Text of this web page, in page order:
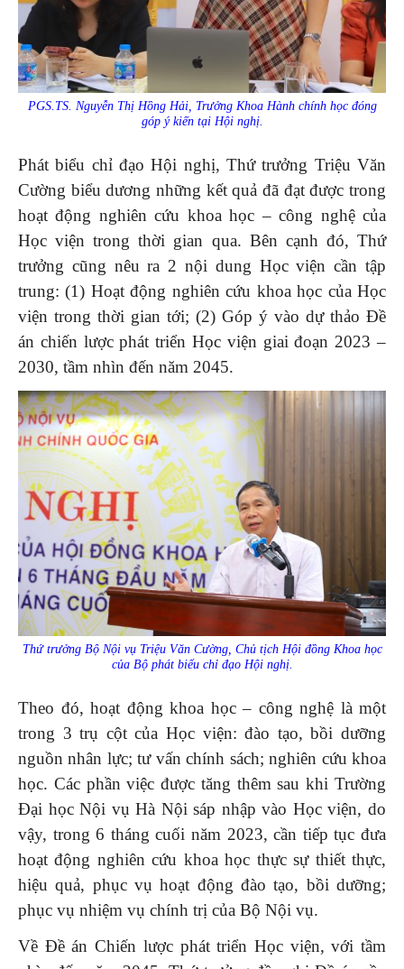
PGS.TS. Nguyễn Thị Hồng Hải, Trưởng Khoa Hành chính học đóng
góp ý kiến tại Hội nghị.
Phát biểu chỉ đạo Hội nghị, Thứ trưởng Triệu Văn
Cường biểu dương những kết quả đã đạt được trong
hoạt động nghiên cứu khoa học – công nghệ của
Học viện trong thời gian qua. Bên cạnh đó, Thứ
trưởng cũng nêu ra 2 nội dung Học viện cần tập
trung: (1) Hoạt động nghiên cứu khoa học của Học
viện trong thời gian tới; (2) Góp ý vào dự thảo Đề
án chiến lược phát triển Học viện giai đoạn 2023 –
2030, tầm nhìn đến năm 2045.
Thứ trưởng Bộ Nội vụ Triệu Văn Cường, Chủ tịch Hội đồng Khoa học
của Bộ phát biểu chỉ đạo Hội nghị.
Theo đó, hoạt động khoa học – công nghệ là một
trong 3 trụ cột của Học viện: đào tạo, bồi dưỡng
nguồn nhân lực; tư vấn chính sách; nghiên cứu khoa
học. Các phần việc được tăng thêm sau khi Trường
Đại học Nội vụ Hà Nội sáp nhập vào Học viện, do
vậy, trong 6 tháng cuối năm 2023, cần tiếp tục đưa
hoạt động nghiên cứu khoa học thực sự thiết thực,
hiệu quả, phục vụ hoạt động đào tạo, bồi dưỡng;
phục vụ nhiệm vụ chính trị của Bộ Nội vụ.
Về Đề án Chiến lược phát triển Học viện, với tầm